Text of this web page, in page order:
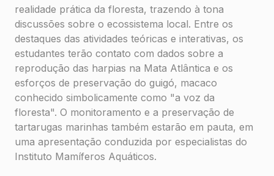
realidade prática da floresta, trazendo à tona
discussões sobre o ecossistema local. Entre os
destaques das atividades teóricas e interativas, os
estudantes terão contato com dados sobre a
reprodução das harpias na Mata Atlântica e os
esforços de preservação do guigó, macaco
conhecido simbolicamente como "a voz da
floresta". O monitoramento e a preservação de
tartarugas marinhas também estarão em pauta, em
uma apresentação conduzida por especialistas do
Instituto Mamíferos Aquáticos.